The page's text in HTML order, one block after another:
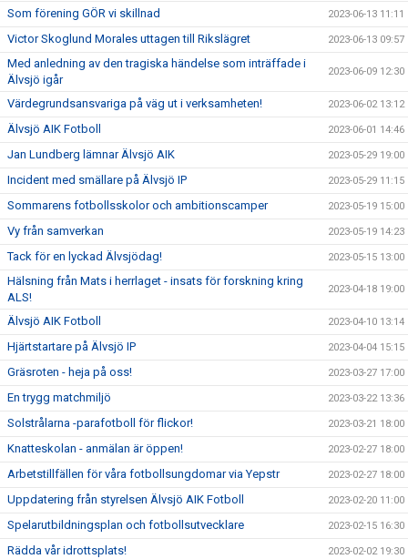
Som förening GÖR vi skillnad 2023-06-13 11:11
Victor Skoglund Morales uttagen till Rikslägret 2023-06-13 09:57
Med anledning av den tragiska händelse som inträffade i
Älvsjö igår
2023-06-09 12:30
Värdegrundsansvariga på väg ut i verksamheten! 2023-06-02 13:12
Älvsjö AIK Fotboll 2023-06-01 14:46
Jan Lundberg lämnar Älvsjö AIK 2023-05-29 19:00
Incident med smällare på Älvsjö IP 2023-05-29 11:15
Sommarens fotbollsskolor och ambitionscamper 2023-05-19 15:00
Vy från samverkan 2023-05-19 14:23
Tack för en lyckad Älvsjödag! 2023-05-15 13:00
Hälsning från Mats i herrlaget - insats för forskning kring
ALS!
2023-04-18 19:00
Älvsjö AIK Fotboll 2023-04-10 13:14
Hjärtstartare på Älvsjö IP 2023-04-04 15:15
Gräsroten - heja på oss! 2023-03-27 17:00
En trygg matchmiljö 2023-03-22 13:36
Solstrålarna -parafotboll för flickor! 2023-03-21 18:00
Knatteskolan - anmälan är öppen! 2023-02-27 18:00
Arbetstillfällen för våra fotbollsungdomar via Yepstr 2023-02-27 18:00
Uppdatering från styrelsen Älvsjö AIK Fotboll 2023-02-20 11:00
Spelarutbildningsplan och fotbollsutvecklare 2023-02-15 16:30
Rädda vår idrottsplats! 2023-02-02 19:30